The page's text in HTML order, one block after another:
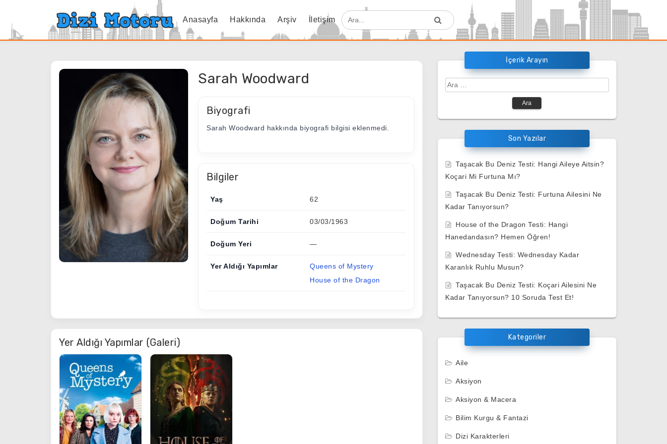
Anasayfa Hakkında Arşiv İletişim
Sarah Woodward
Biyografi
Sarah Woodward hakkında biyografi bilgisi eklenmedi.
Bilgiler
Yaş 62
Doğum Tarihi 03/03/1963
Doğum Yeri —
Yer Aldığı Yapımlar
Queens of Mystery
House of the Dragon
Yer Aldığı Yapımlar (Galeri)
İçerik Arayın
Arama:
Son Yazılar
Taşacak Bu Deniz Testi: Hangi Aileye Aitsin?
Koçari Mi Furtuna Mı?
Taşacak Bu Deniz Testi: Furtuna Ailesini Ne
Kadar Tanıyorsun?
House of the Dragon Testi: Hangi
Hanedandasın? Hemen Öğren!
Wednesday Testi: Wednesday Kadar
Karanlık Ruhlu Musun?
Taşacak Bu Deniz Testi: Koçari Ailesini Ne
Kadar Tanıyorsun? 10 Soruda Test Et!
Kategoriler
Aile
Aksiyon
Aksiyon & Macera
Bilim Kurgu & Fantazi
Dizi Karakterleri